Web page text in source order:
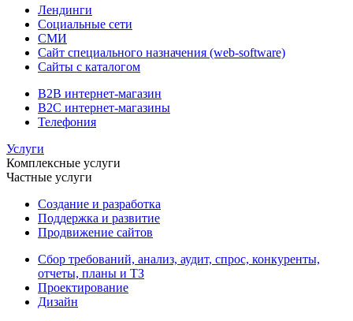
Лендинги
Социальные сети
СМИ
Сайт специального назначения (web-software)
Сайты с каталогом
B2B интернет-магазин
B2C интернет-магазины
Телефония
Услуги
Комплексные услуги
Частные услуги
Создание и разработка
Поддержка и развитие
Продвижение сайтов
Сбор требований, анализ, аудит, спрос, конкуренты,
отчеты, планы и ТЗ
Проектирование
Дизайн